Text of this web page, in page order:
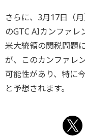
さらに、3月17日（
のGTC AIカンファレ
米大統領の関税問題
が、このカンファレ
可能性があり、特に
と予想されます。